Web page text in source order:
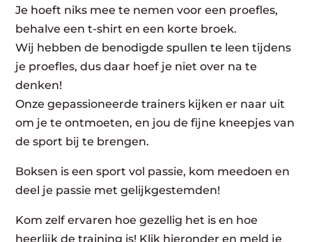
Je hoeft niks mee te nemen voor een proefles,
behalve een t-shirt en een korte broek.
Wij hebben de benodigde spullen te leen tijdens
je proefles, dus daar hoef je niet over na te
denken!
Onze gepassioneerde trainers kijken er naar uit
om je te ontmoeten, en jou de fijne kneepjes van
de sport bij te brengen.
Boksen is een sport vol passie, kom meedoen en
deel je passie met gelijkgestemden!
Kom zelf ervaren hoe gezellig het is en hoe
heerlijk de training is! Klik hieronder en meld je